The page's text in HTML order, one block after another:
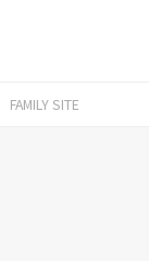
FAMILY SITE